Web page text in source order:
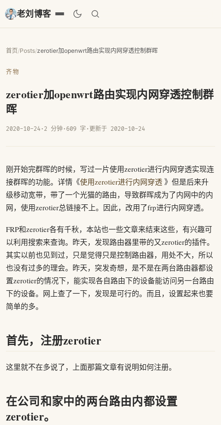
老刘博客
首页/Posts/zerotier加openwrt路由实现内网穿透控制群晖
齐物
zerotier加openwrt路由实现内网穿透控制群
晖
2020-10-24· 2 分钟· 609 字 · 更新于 2020-10-24
刚开始完群晖的时候，写过一片使用zerotier进行内网穿透实现连
接群晖的功能。详情《使用zerotier进行内网穿透 》但是后来升
级移动宽带，带了一个光猫的路由，导致群晖成为了内网中的内
网，使用zerotier总链接不上。因此，改用了frp进行内网穿透。
FRP和zerotier各有千秋，本站也一些文章来结束这些，有兴趣可
以利用搜索来查询。昨天，发现路由器里带的又zerotier的插件。
其实以前也见到过，只是觉得只是控制路由器，用处不大，所以
也没有过多的理会。昨天，突发奇想，是不是在两台路由器都设
置zerotier的情况下，能实现各自路由下的设备能访问另一台路由
下的设备。网上查了一下，发现是可行的。而且，设置起来也要
简单的多。
首先，注册zerotier
这里就不在多说了，上面那篇文章有说明如何注册。
在公司和家中的两台路由内都设置
zerotier。